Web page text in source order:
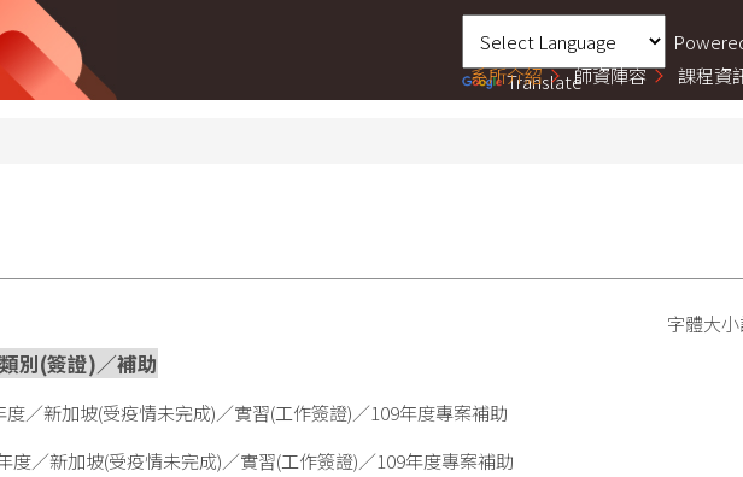
Translate
系所介紹 師資陣容 課程資
字體大
別(簽證)／補助
／新加坡(受疫情未完成)／實習(工作簽證)／109年度專案補助
度／新加坡(受疫情未完成)／實習(工作簽證)／109年度專案補助